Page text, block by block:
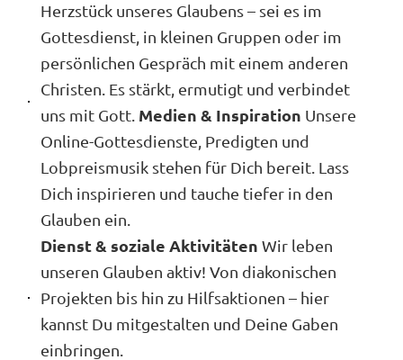
Herzstück unseres Glaubens – sei es im
Gottesdienst, in kleinen Gruppen oder im
persönlichen Gespräch mit einem anderen
Christen. Es stärkt, ermutigt und verbindet
uns mit Gott. Medien & Inspiration Unsere
Online-Gottesdienste, Predigten und
Lobpreismusik stehen für Dich bereit. Lass
Dich inspirieren und tauche tiefer in den
Glauben ein.
Dienst & soziale Aktivitäten Wir leben
unseren Glauben aktiv! Von diakonischen
Projekten bis hin zu Hilfsaktionen – hier
kannst Du mitgestalten und Deine Gaben
einbringen.